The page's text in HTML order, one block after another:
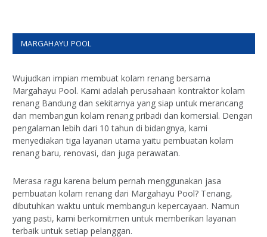
MARGAHAYU POOL
Wujudkan impian membuat kolam renang bersama
Margahayu Pool. Kami adalah perusahaan kontraktor kolam
renang Bandung dan sekitarnya yang siap untuk merancang
dan membangun kolam renang pribadi dan komersial. Dengan
pengalaman lebih dari 10 tahun di bidangnya, kami
menyediakan tiga layanan utama yaitu pembuatan kolam
renang baru, renovasi, dan juga perawatan.
Merasa ragu karena belum pernah menggunakan jasa
pembuatan kolam renang dari Margahayu Pool? Tenang,
dibutuhkan waktu untuk membangun kepercayaan. Namun
yang pasti, kami berkomitmen untuk memberikan layanan
terbaik untuk setiap pelanggan.